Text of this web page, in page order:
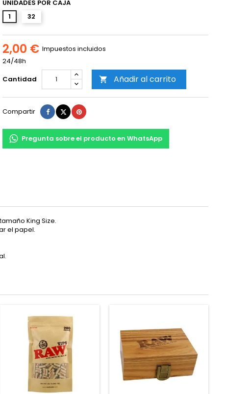
UNIDADES POR CAJA
1
32
2,00 € Impuestos incluidos
24/48h
Cantidad
 Añadir al carrito
Compartir Compartir
TuitearPinterest
Pregunta sobre el producto en WhatsApp
King Size.
el papel.